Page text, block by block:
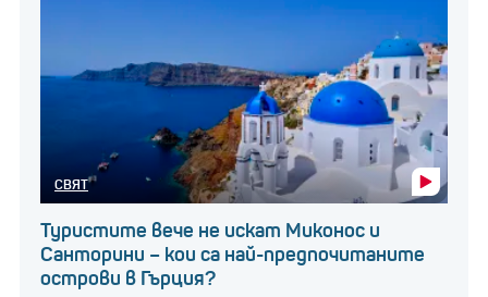
СВЯТ
Туристите вече не искат Миконос и
Санторини – кои са най-предпочитаните
острови в Гърция?